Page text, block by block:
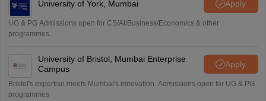
University of York, Mumbai Apply
UG & PG Admissions open for CS/AI/Business/Economics & other
programmes.
University of Bristol, Mumbai Enterprise
Campus
Apply
Bristol's expertise meets Mumbai's innovation. Admissions open for UG & PG
programmes